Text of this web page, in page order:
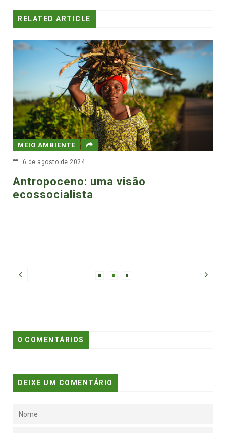
RELATED ARTICLE
MEIO AMBIENTE
0 COMENTÁRIOS
DEIXE UM COMENTÁRIO